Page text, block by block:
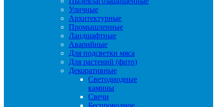
Уличные
Архитектурные
Промышленные
Ландшафтные
Аварийные
Для подсветки мяса
Для растений (фито)
Декоративные
Светодиодные
камины
Свечи
Беспроводное